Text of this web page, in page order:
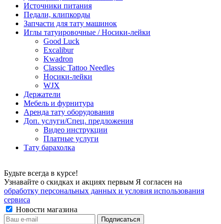
Источники питания
Педали, клипкорды
Запчасти для тату машинок
Иглы татуировочные / Носики-лейки
Good Luck
Excalibur
Kwadron
Classic Tattoo Needles
Носики-лейки
WJX
Держатели
Мебель и фурнитура
Аренда тату оборудования
Доп. услуги/Спец. предложения
Видео инструкции
Платные услуги
Тату барахолка
Будьте всегда в курсе!
Узнавайте о скидках и акциях первым Я согласен на
обработку персональных данных и условия использования
сервиса
Новости магазина